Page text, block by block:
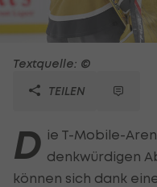
Textquelle: ©
TEILEN
D ie T-Mobile-
denkwürdigen
können sich dank